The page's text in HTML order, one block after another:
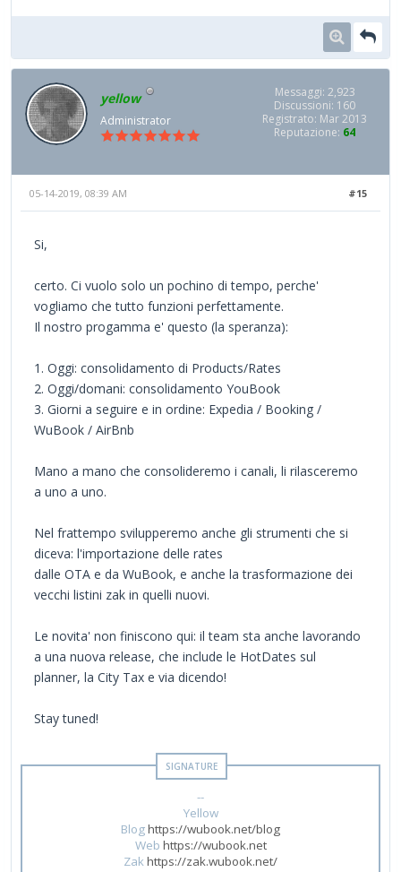
yellow
Administrator
Messaggi: 2,923
Discussioni: 160
Registrato: Mar 2013
Reputazione: 64
#15
05-14-2019, 08:39 AM
Si,
certo. Ci vuolo solo un pochino di tempo, perche'
vogliamo che tutto funzioni perfettamente.
Il nostro progamma e' questo (la speranza):
1. Oggi: consolidamento di Products/Rates
2. Oggi/domani: consolidamento YouBook
3. Giorni a seguire e in ordine: Expedia / Booking /
WuBook / AirBnb
Mano a mano che consolideremo i canali, li rilasceremo
a uno a uno.
Nel frattempo svilupperemo anche gli strumenti che si
diceva: l'importazione delle rates
dalle OTA e da WuBook, e anche la trasformazione dei
vecchi listini zak in quelli nuovi.
Le novita' non finiscono qui: il team sta anche lavorando
a una nuova release, che include le HotDates sul
planner, la City Tax e via dicendo!
Stay tuned!
--
Yellow
Bloghttps://wubook.net/blog
Web https://wubook.net
Zakhttps://zak.wubook.net/